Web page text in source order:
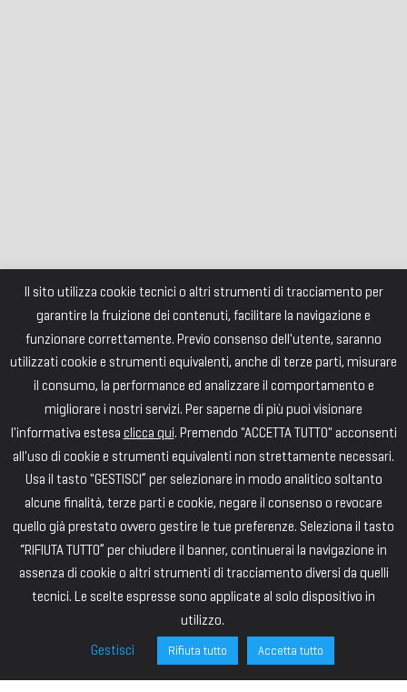
Il sito utilizza cookie tecnici o altri strumenti di tracciamento per
garantire la fruizione dei contenuti, facilitare la navigazione e
funzionare correttamente. Previo consenso dell'utente, saranno
utilizzati cookie e strumenti equivalenti, anche di terze parti, misurare
il consumo, la performance ed analizzare il comportamento e
migliorare i nostri servizi. Per saperne di più puoi visionare
l'informativa estesa clicca qui. Premendo "ACCETTA TUTTO" acconsenti
all'uso di cookie e strumenti equivalenti non strettamente necessari.
Usa il tasto "GESTISCI” per selezionare in modo analitico soltanto
alcune finalità, terze parti e cookie, negare il consenso o revocare
quello già prestato ovvero gestire le tue preferenze. Seleziona il tasto
“RIFIUTA TUTTO” per chiudere il banner, continuerai la navigazione in
assenza di cookie o altri strumenti di tracciamento diversi da quelli
tecnici. Le scelte espresse sono applicate al solo dispositivo in
utilizzo.
Gestisci
Rifiuta tutto Accetta tutto